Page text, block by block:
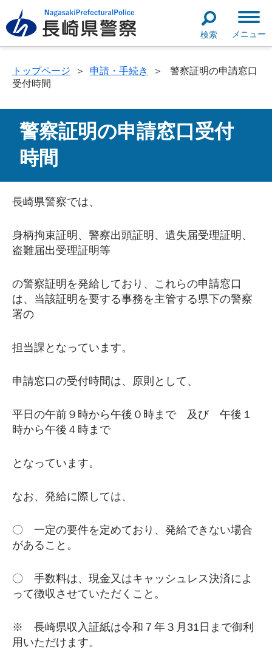
検索 メニュー
トップページ ＞ 申請・手続き ＞
警察証明の申請窓口
受付時間
警察証明の申請窓口受付
時間
長崎県警察では、
身柄拘束証明、警察出頭証明、遺失届受理証明、
盗難届出受理証明等
の警察証明を発給しており、これらの申請窓口
は、当該証明を要する事務を主管する県下の警察
署の
担当課となっています。
申請窓口の受付時間は、原則として、
平日の午前９時から午後０時まで 及び 午後１
時から午後４時まで
となっています。
なお、発給に際しては、
〇 一定の要件を定めており、発給できない場合
があること。
〇 手数料は、現金又はキャッシュレス決済によ
って徴収させていただくこと。
※ 長崎県収入証紙は令和７年３月31日まで御利
用いただけます。